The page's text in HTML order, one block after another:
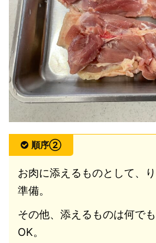
順序②
お肉に添えるものとして、
準備。
その他、添えるものは何で
OK。